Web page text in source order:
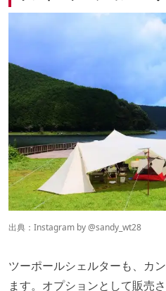
出典：Instagram by@sandy_wt28
ツーポールシェルターも、カ
ます。オプションとして販売